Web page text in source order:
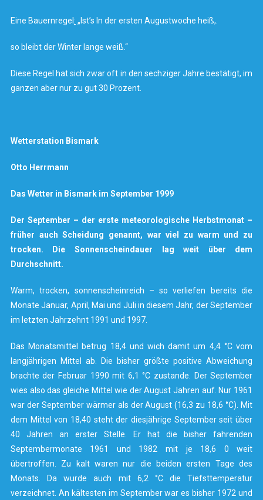
Eine Bauernregel : „Ist’s In der ersten Augustwoche heiß,.
so bleibt der Winter lange weiß.“
Diese Regel hat sich zwar oft in den sechziger Jahre bestätigt, im
ganzen aber nur zu gut 30 Prozent.
Wetterstation Bismark
Otto Herrmann
Das Wetter in Bismark im September 1999
Der September – der erste meteorologische Herbstmonat –
früher auch Scheidung genannt, war viel zu warm und zu
trocken. Die Sonnenscheindauer lag weit über dem
Durchschnitt.
Warm, trocken, sonnenscheinreich – so verliefen bereits die
Monate Januar, April, Mai und Juli in diesem Jahr, der September
im letzten Jahrzehnt 1991 und 1997.
Das Monatsmittel betrug 18,4 und wich damit um 4,4 °C vom
langjährigen Mittel ab. Die bisher größte positive Abweichung
brachte der Februar 1990 mit 6,1 °C zustande. Der September
wies also das gleiche Mittel wie der August Jahren auf. Nur 1961
war der September wärmer als der August (16,3 zu 18,6 °C). Mit
dem Mittel von 18,40 steht der diesjährige September seit über
40 Jahren an erster Stelle. Er hat die bisher fahrenden
Septembermonate 1961 und 1982 mit je 18,6 0 weit
übertroffen. Zu kalt waren nur die beiden ersten Tage des
Monats. Da wurde auch mit 6,2 °C die Tiefsttemperatur
verzeichnet. An kältesten im September war es bisher 1972 und